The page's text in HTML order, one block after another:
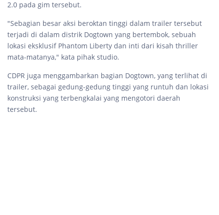
2.0 pada gim tersebut.
"Sebagian besar aksi beroktan tinggi dalam trailer tersebut
terjadi di dalam distrik Dogtown yang bertembok, sebuah
lokasi eksklusif Phantom Liberty dan inti dari kisah thriller
mata-matanya," kata pihak studio.
CDPR juga menggambarkan bagian Dogtown, yang terlihat di
trailer, sebagai gedung-gedung tinggi yang runtuh dan lokasi
konstruksi yang terbengkalai yang mengotori daerah
tersebut.